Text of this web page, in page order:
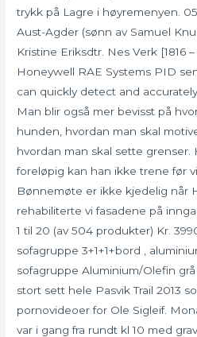
trykk på Lagre i høyremenyen.
Aust-Agder (sønn av Samuel
Kristine Eriksdtr. Nes Verk [1816
Honeywell RAE Systems PID
can quickly detect and
Man blir også mer bevisst på
hunden, hvordan man skal
hvordan man skal sette grenser.
foreløpig kan han ikke trene før
Bønnemøte er ikke kjedelig når
rehabiliterte vi fasadene på
1 til 20 (av 504 produkter) Kr.
sofagruppe 3+1+1+bord ,
sofagruppe Aluminium/Olefin
stort sett hele Pasvik Trail 2013
pornovideoer for Ole Sigleif.
var i gang fra rundt kl 10 med